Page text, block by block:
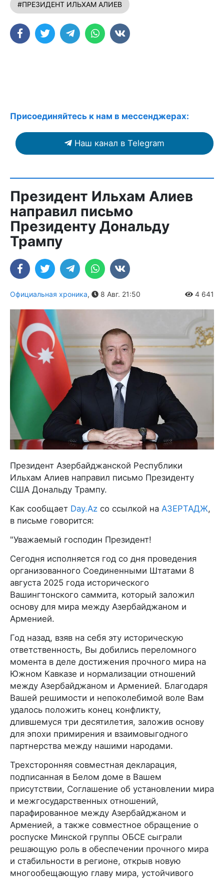
#ПРЕЗИДЕНТ ИЛЬХАМ АЛИЕВ
Присоединяйтесь к нам в мессенджерах:
Наш канал в Telegram
Президент Ильхам Алиев
направил письмо
Президенту Дональду
Трампу
Официальная хроника, 8 Авг. 21:50 4 641
Президент Азербайджанской Республики
Ильхам Алиев направил письмо Президенту
США Дональду Трампу.
Как сообщает Day.Az со ссылкой на АЗЕРТАДЖ,
в письме говорится:
"Уважаемый господин Президент!
Сегодня исполняется год со дня проведения
организованного Соединенными Штатами 8
августа 2025 года исторического
Вашингтонского саммита, который заложил
основу для мира между Азербайджаном и
Арменией.
Год назад, взяв на себя эту историческую
ответственность, Вы добились переломного
момента в деле достижения прочного мира на
Южном Кавказе и нормализации отношений
между Азербайджаном и Арменией. Благодаря
Вашей решимости и непоколебимой воле Вам
удалось положить конец конфликту,
длившемуся три десятилетия, заложив основу
для эпохи примирения и взаимовыгодного
партнерства между нашими народами.
Трехсторонняя совместная декларация,
подписанная в Белом доме в Вашем
присутствии, Соглашение об установлении мира
и межгосударственных отношений,
парафированное между Азербайджаном и
Арменией, а также совместное обращение о
роспуске Минской группы ОБСЕ сыграли
решающую роль в обеспечении прочного мира
и стабильности в регионе, открыв новую
многообещающую главу мира, устойчивого